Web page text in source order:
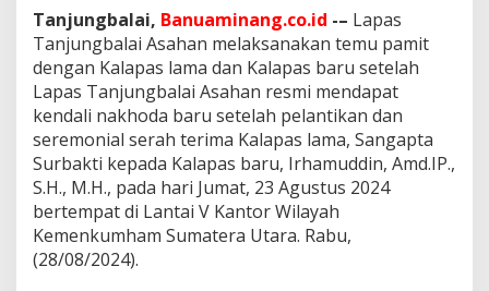
T
a
n
j
u
n
g
b
a
l
a
i
A
Tanjungbalai, Banuaminang.co.id -– Lapas
Tanjungbalai Asahan melaksanakan temu pamit
dengan Kalapas lama dan Kalapas baru setelah
Lapas Tanjungbalai Asahan resmi mendapat
kendali nakhoda baru setelah pelantikan dan
seremonial serah terima Kalapas lama, Sangapta
Surbakti kepada Kalapas baru, Irhamuddin, Amd.IP.,
S.H., M.H., pada hari Jumat, 23 Agustus 2024
bertempat di Lantai V Kantor Wilayah
Kemenkumham Sumatera Utara. Rabu,
(28/08/2024).